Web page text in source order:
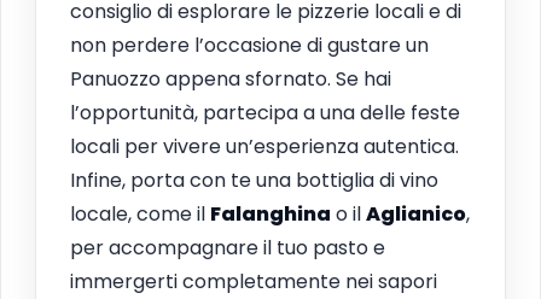
consiglio di esplorare le pizzerie locali e di
non perdere l’occasione di gustare un
Panuozzo appena sfornato. Se hai
l’opportunità, partecipa a una delle feste
locali per vivere un’esperienza autentica.
Infine, porta con te una bottiglia di vino
locale, come il Falanghina o ilAglianico,
per accompagnare il tuo pasto e
immergerti completamente nei sapori